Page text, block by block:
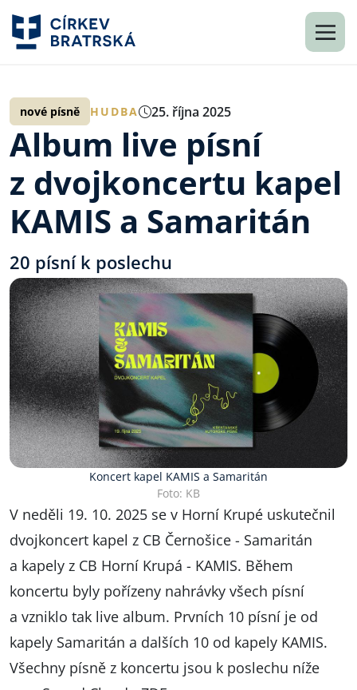
nové písně HUDBA 25. října 2025
Album live písní
z dvojkoncertu kapel
KAMIS a Samaritán
20 písní k poslechu
Koncert kapel KAMIS a Samaritán
Foto: KB
V neděli 19. 10. 2025 se v Horní Krupé uskutečnil
dvojkoncert kapel z CB Černošice - Samaritán
a kapely z CB Horní Krupá - KAMIS. Během
koncertu byly pořízeny nahrávky všech písní
a vzniklo tak live album. Prvních 10 písní je od
kapely Samaritán a dalších 10 od kapely KAMIS.
Všechny písně z koncertu jsou k poslechu níže